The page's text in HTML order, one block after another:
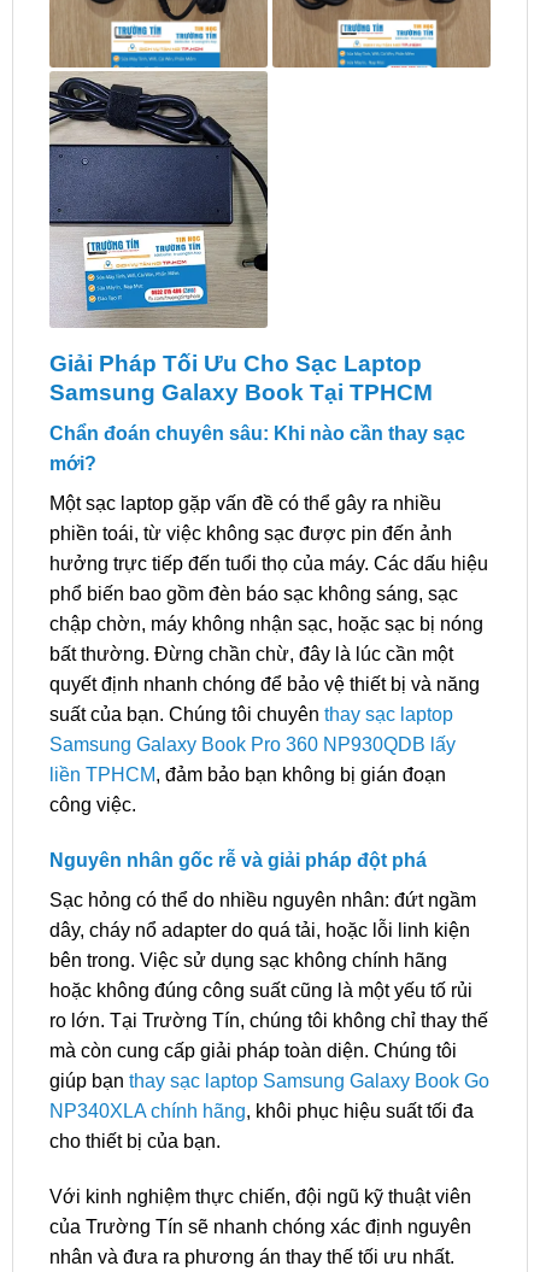
Giải Pháp Tối Ưu Cho Sạc Laptop
Samsung Galaxy Book Tại TPHCM
Chẩn đoán chuyên sâu: Khi nào cần thay sạc
mới?
Một sạc laptop gặp vấn đề có thể gây ra nhiều
phiền toái, từ việc không sạc được pin đến ảnh
hưởng trực tiếp đến tuổi thọ của máy. Các dấu hiệu
phổ biến bao gồm đèn báo sạc không sáng, sạc
chập chờn, máy không nhận sạc, hoặc sạc bị nóng
bất thường. Đừng chần chừ, đây là lúc cần một
quyết định nhanh chóng để bảo vệ thiết bị và năng
suất của bạn. Chúng tôi chuyên thay sạc laptop
Samsung Galaxy Book Pro 360 NP930QDB lấy
liền TPHCM, đảm bảo bạn không bị gián đoạn
công việc.
Nguyên nhân gốc rễ và giải pháp đột phá
Sạc hỏng có thể do nhiều nguyên nhân: đứt ngầm
dây, cháy nổ adapter do quá tải, hoặc lỗi linh kiện
bên trong. Việc sử dụng sạc không chính hãng
hoặc không đúng công suất cũng là một yếu tố rủi
ro lớn. Tại Trường Tín, chúng tôi không chỉ thay thế
mà còn cung cấp giải pháp toàn diện. Chúng tôi
giúp bạn thay sạc laptop Samsung Galaxy Book Go
NP340XLA chính hãng, khôi phục hiệu suất tối đa
cho thiết bị của bạn.
Với kinh nghiệm thực chiến, đội ngũ kỹ thuật viên
của Trường Tín sẽ nhanh chóng xác định nguyên
nhân và đưa ra phương án thay thế tối ưu nhất.